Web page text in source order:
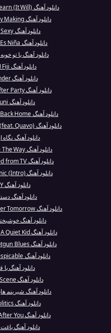
دانلود آهنگ Live And Learn (It Will) از 2 Chainz
دانلود آهنگ Money Making از Ivy Queen
دانلود آهنگ Sexy از Chris Brown
دانلود آهنگ Ya No Es Niña از Maluma
دانلود آهنگ با تو
دانلود آهنگ Fiji از Kensington
دانلود آهنگ Reminder از JAY-Z
دانلود آهنگ After Party از Daddy Yankee
دانلود آهنگ Naz Ouni از اندی
دانلود آهنگ Come Back Home از Calum Scott
دانلود آهنگ pick up the phone (feat. Quavo) از ...
دانلود آهنگ
دانلود آهنگ Show Me The Way از Hit-Boy
دانلود آهنگ Banned from TV از Lil Uzi Vert
دانلود آهنگ The Chronic (Intro) از Dr. Dre
دانلود آهنگ SORRY از NF
دانلود آهنگ
دانلود آهنگ A Better Tomorrow از Wu-Tang Clan
دانلود آهنگ
دانلود آهنگ A Quiet Kid از Siddhartha Khosla
دانلود آهنگ Shotgun Blues از Guns N' Roses
دانلود آهنگ Despicable از Connor Price
دانلود آهنگ
دانلود آهنگ Babel - Scene از Logic
دانلود آهنگ شیرینم
دانلود آهنگ Exo-Politics از Muse
دانلود آهنگ Comin' After You از MC Ren
دانلود آهنگ